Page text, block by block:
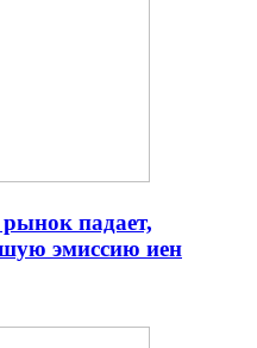
падает,
эмиссию иен